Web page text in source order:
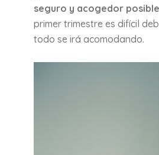
seguro y acogedor
primer trimestre es difícil
todo se irá acomodando.